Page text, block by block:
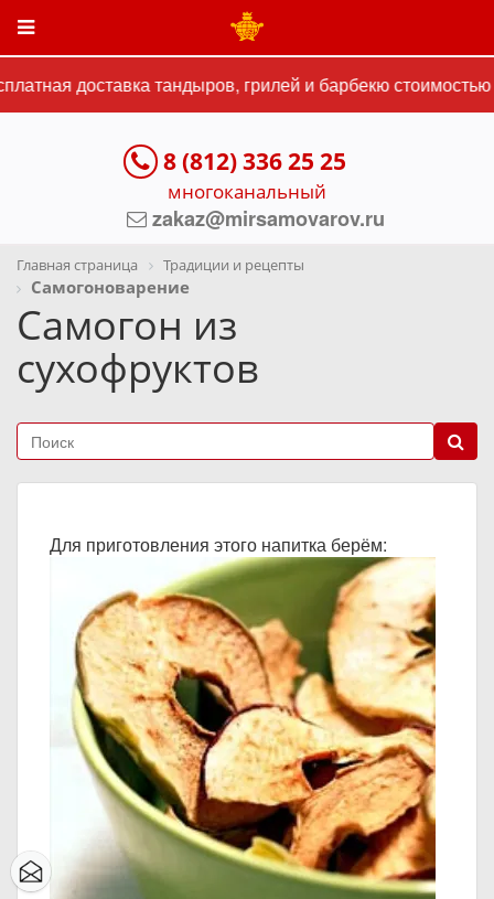
доставка тандыров, грилей и барбекю стоимостью
8 (812) 336 25 25
многоканальный
zakaz@mirsamovarov.ru
Главная страница Традиции и рецепты
Самогоноварение
Самогон из
сухофруктов
Для приготовления этого напитка берём: